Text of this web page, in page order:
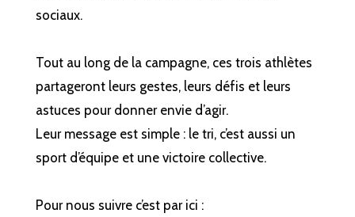
sociaux.
Tout au long de la campagne, ces trois athlètes
partageront leurs gestes, leurs défis et leurs
astuces pour donner envie d’agir.
Leur message est simple : le tri, c’est aussi un
sport d’équipe et une victoire collective.
Pour nous suivre c’est par ici :